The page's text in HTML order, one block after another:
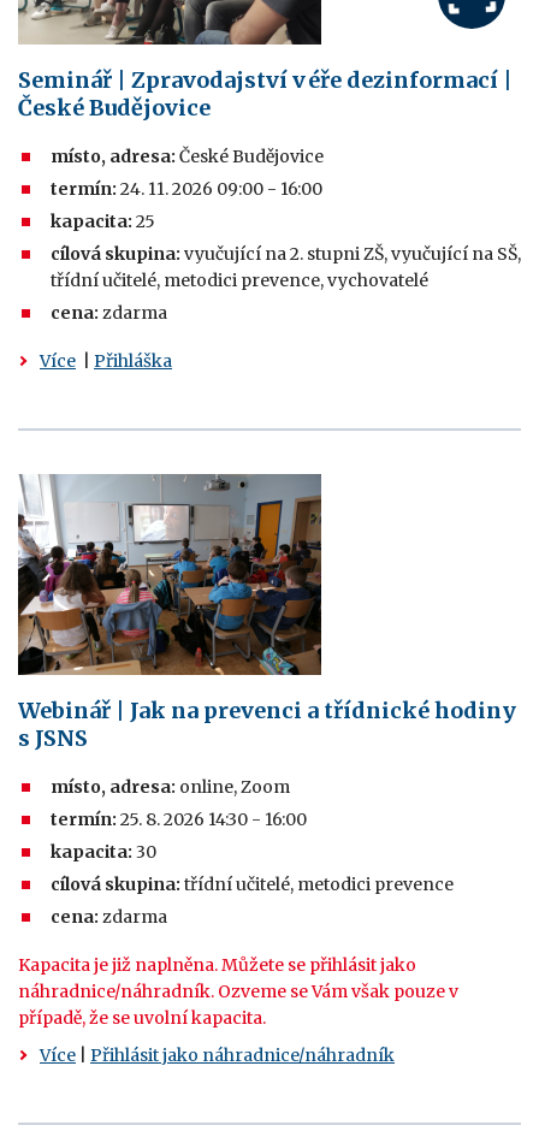
Seminář | Zpravodajství v éře dezinformací |
České Budějovice
místo, adresa: České Budějovice
termín: 24. 11. 2026 09:00 - 16:00
kapacita: 25
cílová skupina: vyučující na 2. stupni ZŠ, vyučující na SŠ,
třídní učitelé, metodici prevence, vychovatelé
cena: zdarma
Více Přihláška
Webinář | Jak na prevenci a třídnické hodiny
s JSNS
místo, adresa: online, Zoom
termín: 25. 8. 2026 14:30 - 16:00
kapacita: 30
cílová skupina: třídní učitelé, metodici prevence
cena: zdarma
Kapacita je již naplněna. Můžete se přihlásit jako
náhradnice/náhradník. Ozveme se Vám však pouze v
případě, že se uvolní kapacita.
Více
Přihlásit jako náhradnice/náhradník